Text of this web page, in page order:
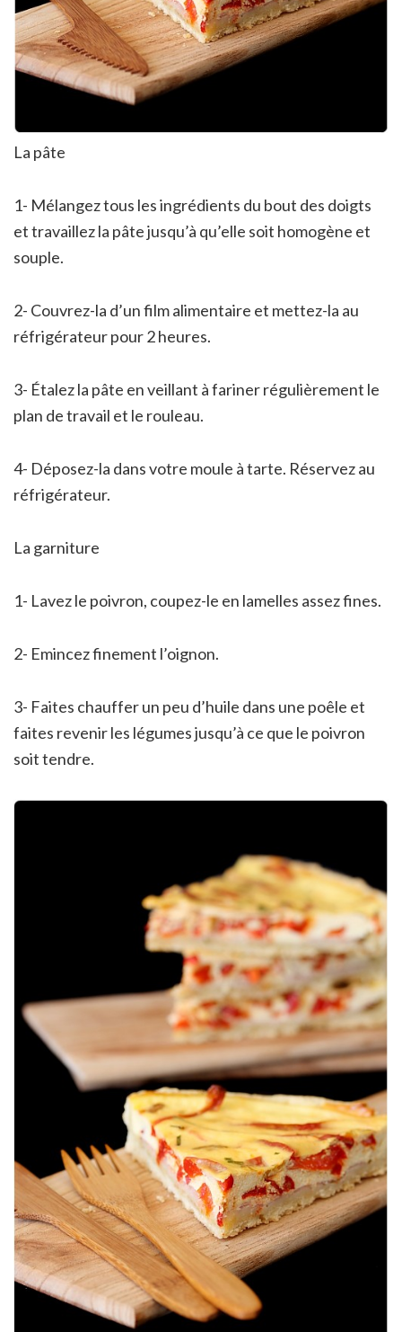
La pâte
1- Mélangez tous les ingrédients du bout des doigts
et travaillez la pâte jusqu’à qu’elle soit homogène et
souple.
2- Couvrez-la d’un film alimentaire et mettez-la au
réfrigérateur pour 2 heures.
3- Étalez la pâte en veillant à fariner régulièrement le
plan de travail et le rouleau.
4- Déposez-la dans votre moule à tarte. Réservez au
réfrigérateur.
La garniture
1- Lavez le poivron, coupez-le en lamelles assez fines.
2- Emincez finement l’oignon.
3- Faites chauffer un peu d’huile dans une poêle et
faites revenir les légumes jusqu’à ce que le poivron
soit tendre.